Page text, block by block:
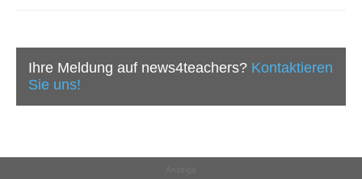
Ihre Meldung auf news4teachers? Kontaktieren
Sie uns!